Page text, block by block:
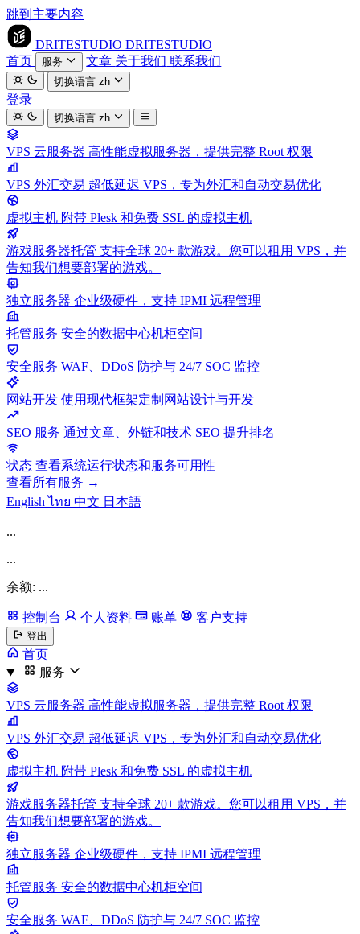
跳到主要内容
DRITESTUDIO DRITESTUDIO
首页
服务 文章 关于我们 联系我们
切换语言zh
登录
切换语言zh
VPS 云服务器 高性能虚拟服务器，提供完整 Root 权限
VPS 外汇交易 超低延迟 VPS，专为外汇和自动交易优化
虚拟主机 附带 Plesk 和免费 SSL 的虚拟主机
游戏服务器托管 支持全球 20+ 款游戏。您可以租用 VPS，并
告知我们想要部署的游戏。
独立服务器 企业级硬件，支持 IPMI 远程管理
托管服务 安全的数据中心机柜空间
安全服务 WAF、DDoS 防护与 24/7 SOC 监控
网站开发 使用现代框架定制网站设计与开发
SEO 服务 通过文章、外链和技术 SEO 提升排名
状态 查看系统运行状态和服务可用性
查看所有服务 →
Englishไทย 中文 日本語
...
...
余额: ...
控制台 个人资料 账单 客户支持
登出
首页
服务
VPS 云服务器 高性能虚拟服务器，提供完整 Root 权限
VPS 外汇交易 超低延迟 VPS，专为外汇和自动交易优化
虚拟主机 附带 Plesk 和免费 SSL 的虚拟主机
游戏服务器托管 支持全球 20+ 款游戏。您可以租用 VPS，并
告知我们想要部署的游戏。
独立服务器 企业级硬件，支持 IPMI 远程管理
托管服务 安全的数据中心机柜空间
安全服务 WAF、DDoS 防护与 24/7 SOC 监控